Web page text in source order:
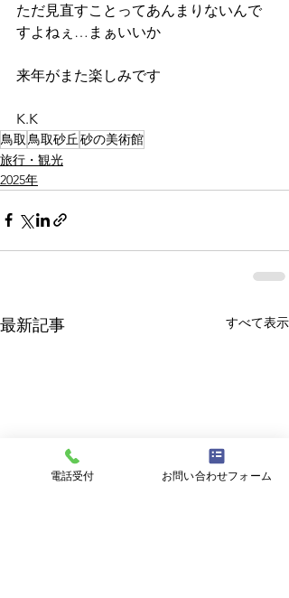
ただ見直すことってあんまりないんで
すよねぇ…まぁいいか
来年がまた楽しみです
K.K
鳥取 鳥取砂丘砂の美術館
旅行・観光
2025年
最新記事 すべて表示
電話受付 お問い合わせフォーム